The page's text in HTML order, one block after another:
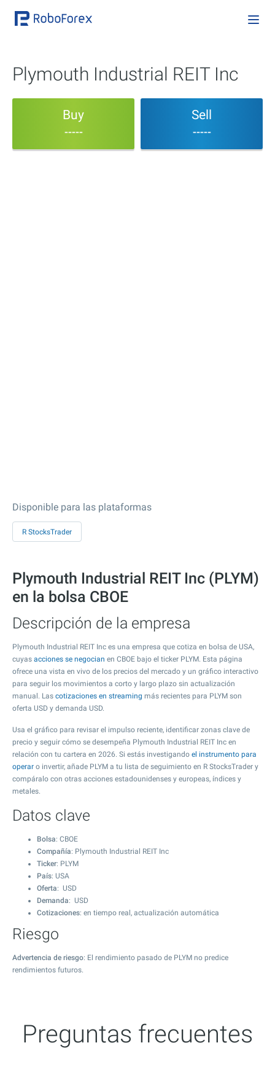
Plymouth Industrial REIT Inc
Buy
-----
Sell
-----
Disponible para las plataformas
R StocksTrader
Plymouth Industrial REIT Inc (PLYM)
en la bolsa CBOE
Descripción de la empresa
Plymouth Industrial REIT Inc es una empresa que cotiza en bolsa de USA,
cuyas acciones se negocian en CBOE bajo el ticker PLYM. Esta página
ofrece una vista en vivo de los precios del mercado y un gráfico interactivo
para seguir los movimientos a corto y largo plazo sin actualización
manual. Las cotizaciones en streaming más recientes para PLYM son
oferta USD y demanda USD.
Usa el gráfico para revisar el impulso reciente, identificar zonas clave de
precio y seguir cómo se desempeña Plymouth Industrial REIT Inc en
relación con tu cartera en 2026. Si estás investigando el instrumento para
operar o invertir, añade PLYM a tu lista de seguimiento en R StocksTrader y
compáralo con otras acciones estadounidenses y europeas, índices y
metales.
Datos clave
Bolsa: CBOE
Compañía: Plymouth Industrial REIT Inc
Ticker: PLYM
País: USA
Oferta: USD
Demanda: USD
Cotizaciones: en tiempo real, actualización automática
Riesgo
Advertencia de riesgo: El rendimiento pasado de PLYM no predice
rendimientos futuros.
Preguntas frecuentes